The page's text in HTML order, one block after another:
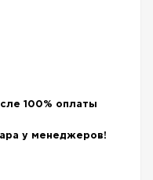
100% оплаты
у менеджеров!